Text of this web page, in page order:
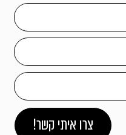
צרו איתי קשר!